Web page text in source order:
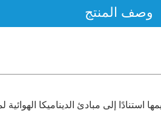
وصف المنتج
إلى مبادئ الديناميكا الهوائية